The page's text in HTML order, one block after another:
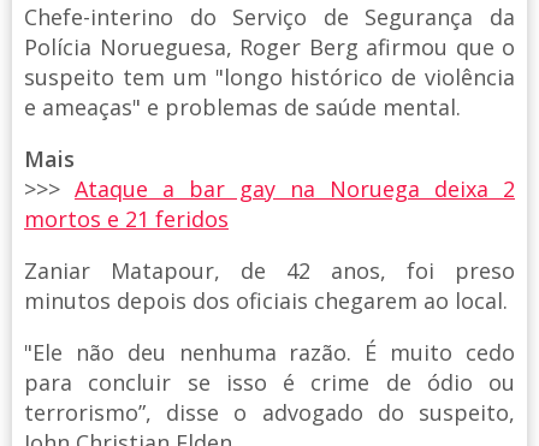
Chefe-interino do Serviço de Segurança da
Polícia Norueguesa, Roger Berg afirmou que o
suspeito tem um "longo histórico de violência
e ameaças" e problemas de saúde mental.
Mais
>>> Ataque a bar gay na Noruega deixa 2
mortos e 21 feridos
Zaniar Matapour, de 42 anos, foi preso
minutos depois dos oficiais chegarem ao local.
"Ele não deu nenhuma razão. É muito cedo
para concluir se isso é crime de ódio ou
terrorismo”, disse o advogado do suspeito,